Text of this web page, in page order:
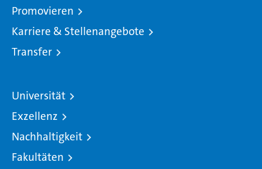
Promovieren
Karriere & Stellenangebote
Transfer
Universität
Exzellenz
Nachhaltigkeit
Fakultäten